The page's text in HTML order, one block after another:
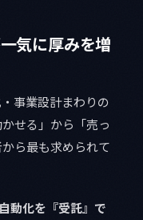
気に厚みを増
事業設計まわりの
せる」から「売っ
ら最も求められて
動化を『受託』で